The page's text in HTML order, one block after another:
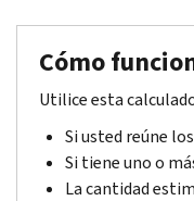
Cómo
Utilice esta
Si usted reúne
Si tiene uno o
La cantidad